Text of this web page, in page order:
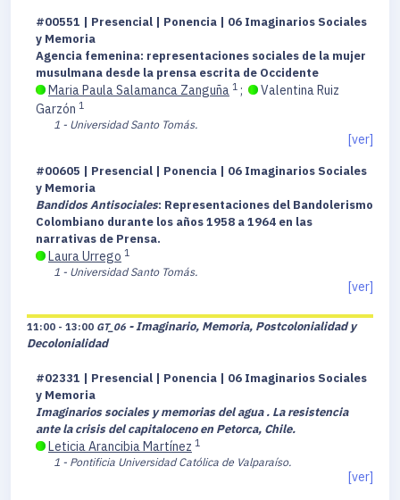
#00551 | Presencial | Ponencia | 06 Imaginarios Sociales
y Memoria
Agencia femenina: representaciones sociales de la mujer
musulmana desde la prensa escrita de Occidente
Maria Paula Salamanca Zanguña 1 ;
Valentina Ruiz
Garzón 1
1 - Universidad Santo Tomás.
[ver]
#00605 | Presencial | Ponencia | 06 Imaginarios Sociales
y Memoria
Bandidos Antisociales: Representaciones del Bandolerismo
Colombiano durante los años 1958 a 1964 en las
narrativas de Prensa.
Laura Urrego 1
1 - Universidad Santo Tomás.
[ver]
11:00 - 13:00 GT_06 - Imaginario, Memoria, Postcolonialidad y
Decolonialidad
#02331 | Presencial | Ponencia | 06 Imaginarios Sociales
y Memoria
Imaginarios sociales y memorias del agua . La resistencia
ante la crisis del capitaloceno en Petorca, Chile.
Leticia Arancibia Martínez 1
1 - Pontificia Universidad Católica de Valparaíso.
[ver]